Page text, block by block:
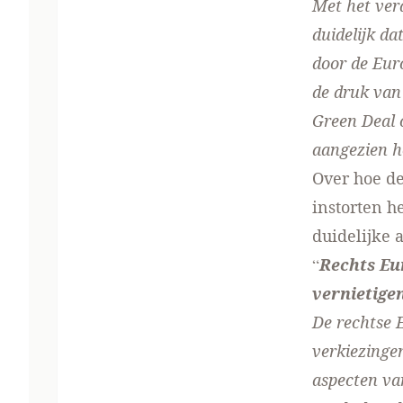
Met het
duidelijk
door de
de druk
Green Deal
aangezien
Over hoe
instorten
duidelijke
“Rechts
De rechtse
aspecten